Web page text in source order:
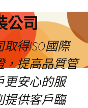
公司
得ISO國際
，提高品質管
更安心的服
提供客戶臨